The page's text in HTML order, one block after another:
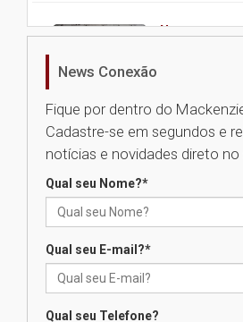
Nova
Universidade
realizará
das novas
News Conexão
Fique por dentro do
Cadastre-se em segundos e
notícias e novidades direto no
Qual seu Nome?*
Qual seu E-mail?*
Qual seu Telefone?